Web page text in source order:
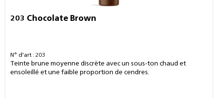
203 Chocolate Brown
N° d'art : 203
Teinte brune moyenne discrète avec un sous-ton chaud et
ensoleillé et une faible proportion de cendres.